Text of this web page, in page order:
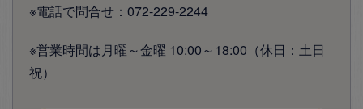
※電話で問合せ：072-229-2244
※営業時間は月曜～金曜 10:00～18:00（休日：土日
祝）